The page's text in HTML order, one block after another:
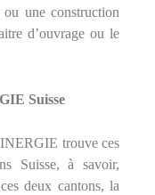
une construction
d’ouvrage ou le
Suisse
trouve ces
Suisse, à savoir,
deux cantons, la